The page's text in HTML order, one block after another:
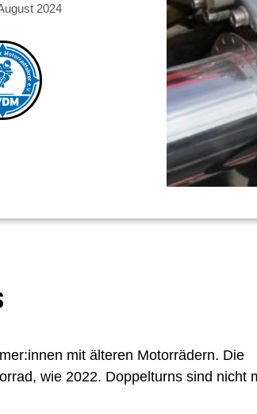
2024
mit älteren Motorrädern. Die
wie 2022. Doppelturns sind nicht